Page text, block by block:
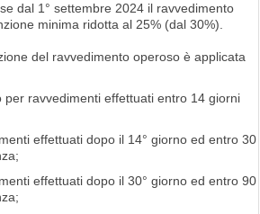
dal 1° settembre 2024 il ravvedimento
minima ridotta al 25% (dal 30%).
del ravvedimento operoso è applicata
per ravvedimenti effettuati entro 14 giorni
effettuati dopo il 14° giorno ed entro 30
effettuati dopo il 30° giorno ed entro 90